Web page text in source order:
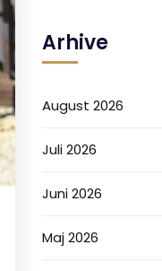
Arhive
August 2026
Juli 2026
Juni 2026
Maj 2026